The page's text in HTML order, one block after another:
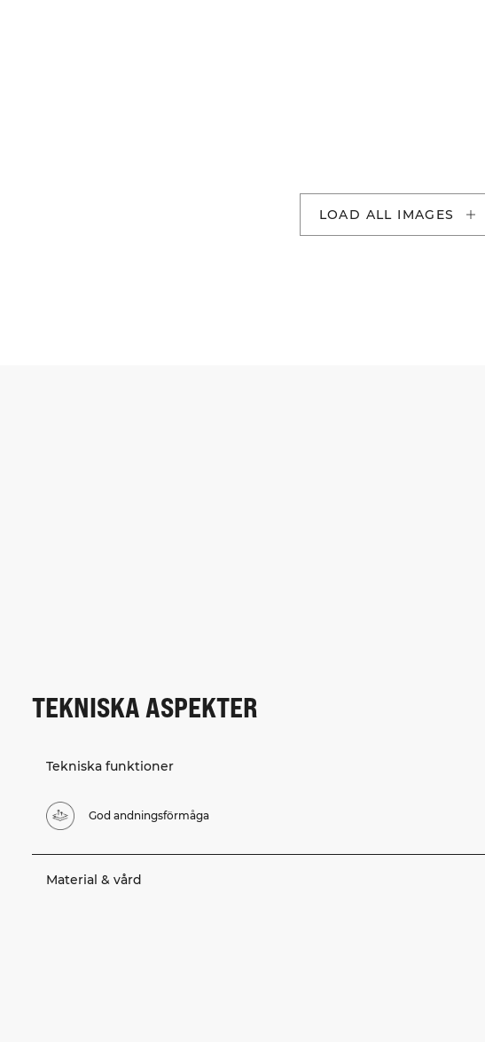
LOAD ALL IMAGES
TEKNISKA ASPEKTER
Tekniska funktioner
God andningsförmåga
Material & vård